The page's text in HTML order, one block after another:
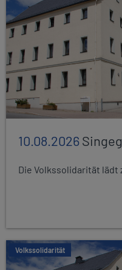
10.08.2026
Die Volkssolidarität lädt
Volkssolidarität